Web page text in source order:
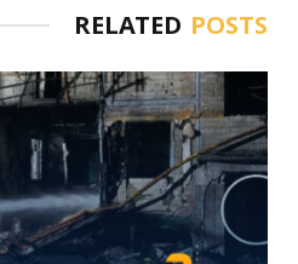
RELATED POSTS